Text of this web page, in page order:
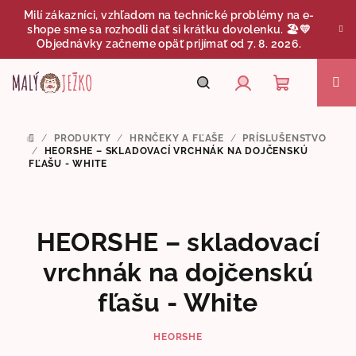
Milí zákazníci, vzhľadom na technické problémy na e-
shope sme sa rozhodli dať si krátku dovolenku. 🏖️💛
Objednávky začneme opäť prijímať od 7. 8. 2026.
Nákupný
košík
DOMOV
/ PRODUKTY / HRNČEKY A FĽAŠE /
PRÍSLUŠENSTVO
/
HEORSHE – SKLADOVACÍ VRCHNÁK NA DOJČENSKÚ
FĽAŠU - WHITE
HEORSHE – skladovací
vrchnák na dojčenskú
fľašu - White
HEORSHE